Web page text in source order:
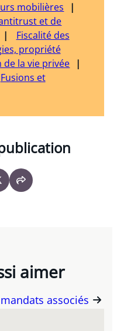
mobilières
et de
Fiscalité des
propriété
la vie privée
Fusions et
aimer
associés